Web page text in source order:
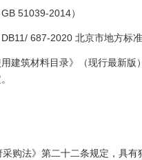
51039-2014）
687-2020 北京市地方标准
建筑材料目录》（现行最新
购法》第二十二条规定，具有